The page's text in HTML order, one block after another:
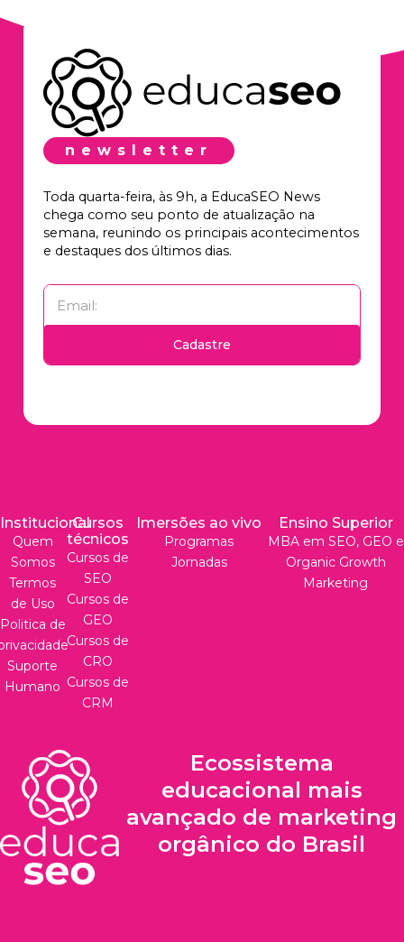
newsletter
Toda quarta-feira, às 9h, a EducaSEO News
chega como seu ponto de atualização na
semana, reunindo os principais acontecimentos
e destaques dos últimos dias.
Cadastre
Institucional
Quem
Somos
Termos
de Uso
Politica de
Suporte
Humano
Cursos
técnicos
Cursos de
SEO
Cursos de
GEO
Cursos de
CRO
Cursos de
CRM
Imersões ao vivo
Programas
Jornadas
Ensino Superior
MBA em SEO, GEO e
Organic Growth
Marketing
Ecossistema
educacional mais
avançado de marketing
orgânico do Brasil